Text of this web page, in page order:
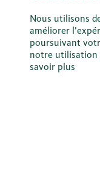
Agences
Rétrocessions sur
Nous utilisons
améliorer
poursuivant
notre utilisation
savoir plus